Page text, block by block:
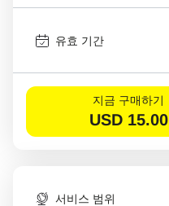
유효 기간
지금 구매하기
USD 15.00
서비스 범위